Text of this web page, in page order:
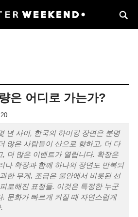
은 어디로 가는가?
년 사이, 한국의 하이킹 장면은 분명
많은 사람들이 산으로 향하고, 더 다
, 더 많은 이벤트가 열립니다. 확장은
나 확장과 함께 하나의 장면도 반복되
한 무게, 조금은 불안에서 비롯된 선
로해진 표정들. 이것은 특정한 누군
. 문화가 빠르게 커질 때 자연스럽게